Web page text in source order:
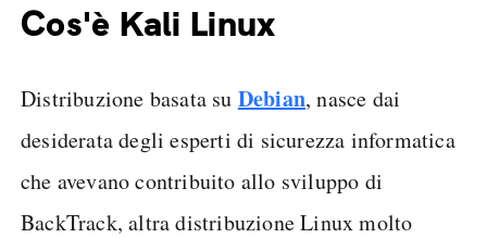
Cos'è Kali Linux
Distribuzione basata su Debian, nasce dai
desiderata degli esperti di sicurezza informatica
che avevano contribuito allo sviluppo di
BackTrack, altra distribuzione Linux molto